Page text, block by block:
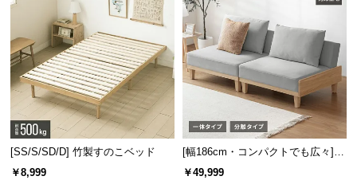
せ
ブ
ロ
業
[SS/S/SD/D] 竹製すのこベッド
￥8,999
[幅186cm・コンパクトでも広々] 3
人掛けソファベッド リクライニン
￥49,999